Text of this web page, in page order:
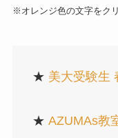
※オレンジ色の文字をク
★ 美大受験生
★ AZUMAs教